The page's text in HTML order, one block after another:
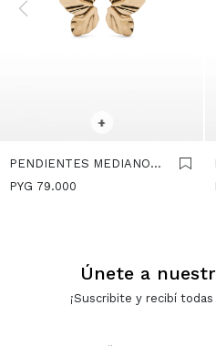
+
PENDIENTES MEDIANOS
FLOR - DORADO
PYG 79.000
Únete a
¡Suscribite y recibí